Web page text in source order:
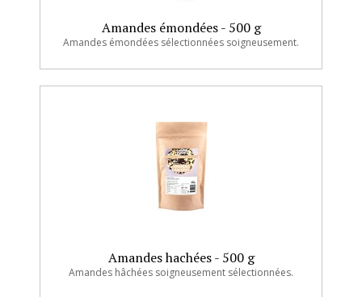
Amandes émondées - 500 g
Amandes émondées sélectionnées soigneusement.
Amandes hachées - 500 g
Amandes hâchées soigneusement sélectionnées.